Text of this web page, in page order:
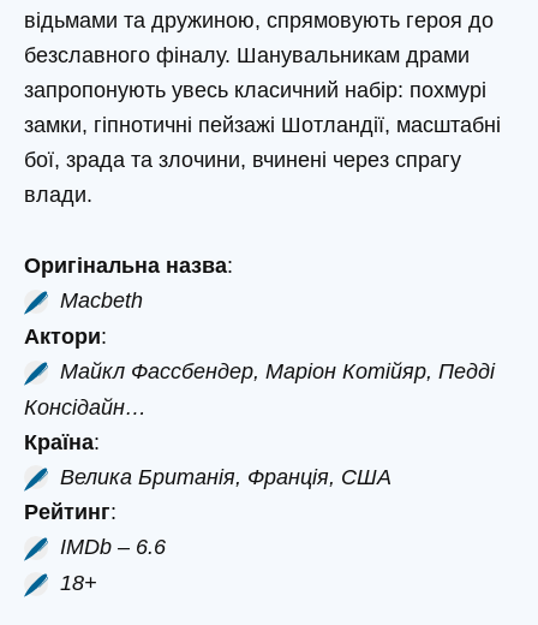
відьмами та дружиною, спрямовують героя до
безславного фіналу. Шанувальникам драми
запропонують увесь класичний набір: похмурі
замки, гіпнотичні пейзажі Шотландії, масштабні
бої, зрада та злочини, вчинені через спрагу
влади.
Оригінальна назва:
Macbeth
Актори:
Майкл Фассбендер, Маріон Котійяр, Педді
Консідайн…
Країна:
Велика Британія, Франція, США
Рейтинг:
IMDb – 6.6
18+